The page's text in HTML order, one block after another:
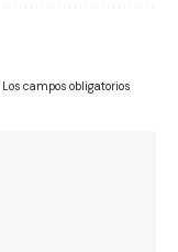
Los campos obligatorios